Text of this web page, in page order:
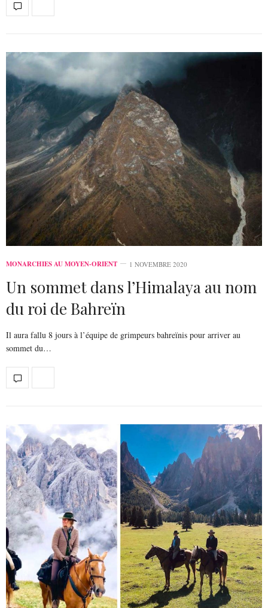
MONARCHIES AU MOYEN-ORIENT 1 NOVEMBRE 2020
Un sommet dans l’Himalaya au nom
du roi de Bahreïn
Il aura fallu 8 jours à l’équipe de grimpeurs bahreïnis pour arriver au
sommet du…